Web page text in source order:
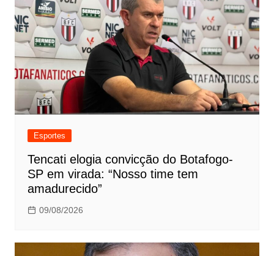
Esportes
Tencati elogia convicção do Botafogo-
SP em virada: “Nosso time tem
amadurecido”
09/08/2026